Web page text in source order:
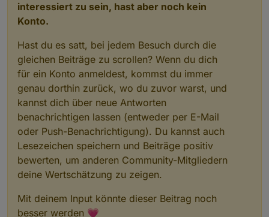
interessiert zu sein, hast aber noch kein
Konto.
Hast du es satt, bei jedem Besuch durch die
gleichen Beiträge zu scrollen? Wenn du dich
für ein Konto anmeldest, kommst du immer
genau dorthin zurück, wo du zuvor warst, und
kannst dich über neue Antworten
benachrichtigen lassen (entweder per E-Mail
oder Push-Benachrichtigung). Du kannst auch
Lesezeichen speichern und Beiträge positiv
bewerten, um anderen Community-Mitgliedern
deine Wertschätzung zu zeigen.
Mit deinem Input könnte dieser Beitrag noch
besser werden 💗